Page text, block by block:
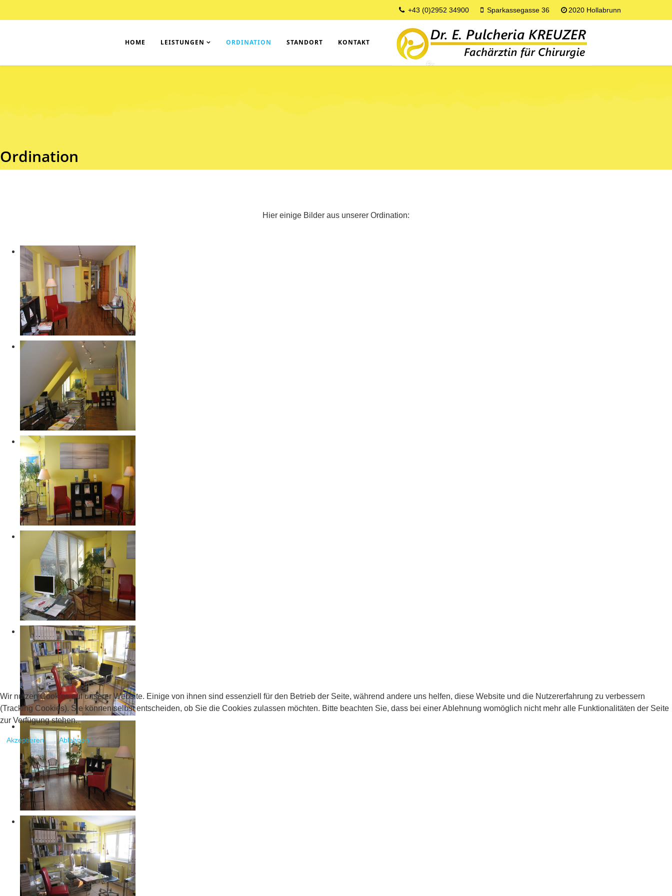
+43 (0)2952 34900 Sparkassegasse 36 2020 Hollabrunn
HOME LEISTUNGEN ORDINATION STANDORT KONTAKT
Ordination
Hier einige Bilder aus unserer Ordination:
Wir nutzen Cookies auf unserer Website. Einige von ihnen sind essenziell für den Betrieb der Seite, während andere uns helfen, diese Website und die Nutzererfahrung zu verbessern
(Tracking Cookies). Sie können selbst entscheiden, ob Sie die Cookies zulassen möchten. Bitte beachten Sie, dass bei einer Ablehnung womöglich nicht mehr alle Funktionalitäten der Seite
zur Verfügung stehen.
Akzeptieren Ablehnen